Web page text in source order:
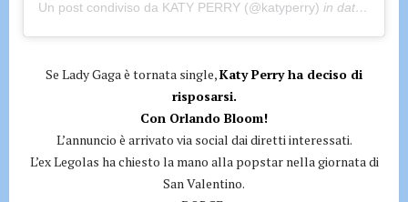
Un post condiviso da KATY PERRY (@katyperry) in data:
Se Lady Gaga è tornata single,Katy Perry ha deciso di
risposarsi.
Con Orlando Bloom!
L’annuncio è arrivato via social dai diretti interessati.
L’ex Legolas ha chiesto la mano alla popstar nella giornata di
San Valentino.